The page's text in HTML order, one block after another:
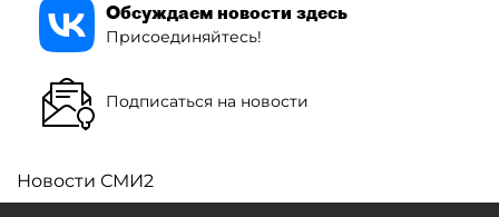
Обсуждаем новости здесь
Присоединяйтесь!
Подписаться на новости
Новости СМИ2